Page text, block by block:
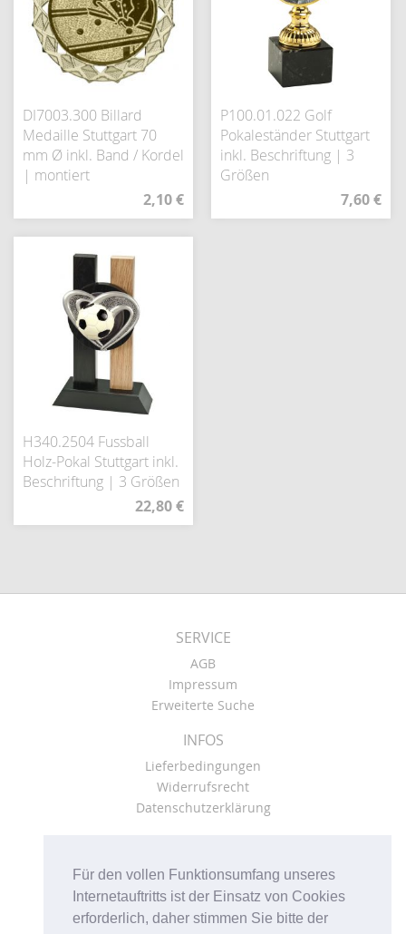
Für den vollen Funktionsumfang unseres
Internetauftritts ist der Einsatz von Cookies
erforderlich, daher stimmen Sie bitte der
DI7003.300 Billard
Medaille Stuttgart 70
mm Ø inkl. Band / Kordel
| montiert
2,10 €
P100.01.022 Golf
Pokaleständer Stuttgart
inkl. Beschriftung | 3
Größen
7,60 €
H340.2504 Fussball
Holz-Pokal Stuttgart inkl.
Beschriftung | 3 Größen
22,80 €
SERVICE
AGB
Impressum
Erweiterte Suche
INFOS
Lieferbedingungen
Widerrufsrecht
Datenschutzerklärung
Kasse
Mein Konto
Warenkorb